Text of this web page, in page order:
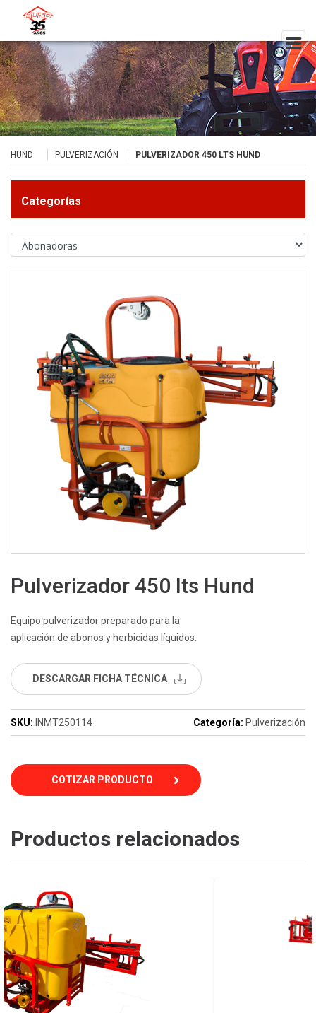
HUND PULVERIZACIÓN PULVERIZADOR 450 LTS HUND
Categorías
Pulverizador 450 lts Hund
Equipo pulverizador preparado para la
aplicación de abonos y herbicidas líquidos.
DESCARGAR FICHA TÉCNICA
SKU: INMT250114 Categoría: Pulverización
COTIZAR PRODUCTO
Productos relacionados